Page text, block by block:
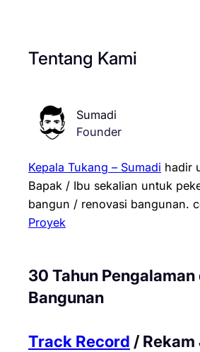
Tentang Kami
Sumadi
Founder
Kepala Tukang – Sumadi hadir
Bapak / Ibu sekalian untuk
bangun / renovasi bangunan.
Proyek
30 Tahun Pengalaman
Bangunan
Track Record /